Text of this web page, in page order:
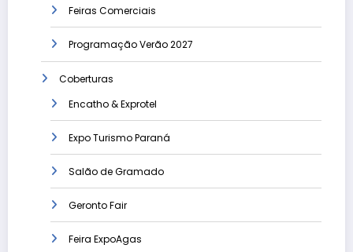
Feiras Comerciais
Programação Verão 2027
Coberturas
Encatho & Exprotel
Expo Turismo Paraná
Salão de Gramado
Geronto Fair
Feira ExpoAgas